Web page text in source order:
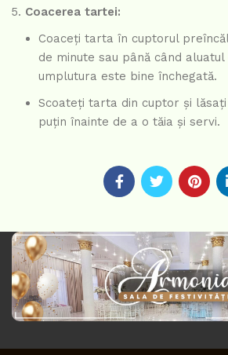
Coacerea tartei:
Coaceți tarta în cuptorul
de minute sau până când aluatul
umplutura este bine închegată.
Scoateți tarta din cuptor și lăsați
puțin înainte de a o tăia și servi.